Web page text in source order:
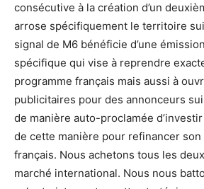
consécutive à la création d’un
arrose spécifiquement le territoire
signal de M6 bénéficie d’une
spécifique qui vise à reprendre
programme français mais aussi à
publicitaires pour des annonceurs
de manière auto-proclamée
de cette manière pour refinancer son
français. Nous achetons tous les
marché international. Nous nous